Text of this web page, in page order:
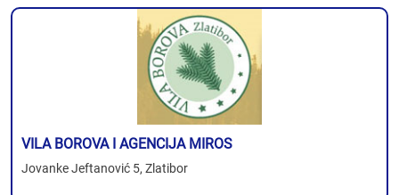
VILA BOROVA I AGENCIJA MIROS
Jovanke Jeftanović 5, Zlatibor